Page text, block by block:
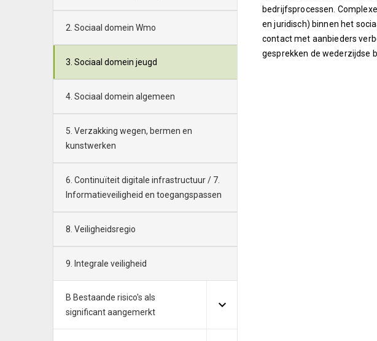
2. Sociaal domein Wmo
3. Sociaal domein jeugd
4. Sociaal domein algemeen
5. Verzakking wegen, bermen en
kunstwerken
6. Continuïteit digitale infrastructuur / 7.
Informatieveiligheid en toegangspassen
8. Veiligheidsregio
9. Integrale veiligheid
B Bestaande risico's als
significant aangemerkt
bedrijfsprocessen.
en juridisch) binnen het
contact met aanbieders
gesprekken de wederzijdse